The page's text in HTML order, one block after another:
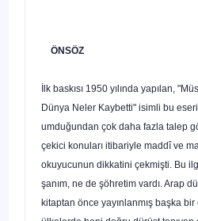
ÖNSÖZ
İlk baskısı 1950 yılında yapılan,
Dünya Neler Kaybetti" isimli bu
umduğundan çok daha fazla talep
çekici konuları itibariyle maddî ve
okuyucunun dikkatini çekmişti. Bu
şanım, ne de şöhretim vardı. Arap
kitaptan önce yayınlanmış başka